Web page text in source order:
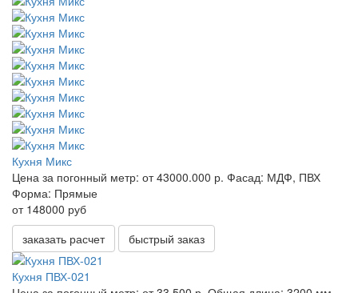
Кухня Микс
Цена за погонный метр: от 43000.000 р. Фасад: МДФ, ПВХ
Форма: Прямые
от 148000 руб
заказать расчет
быстрый заказ
Кухня ПВХ-021